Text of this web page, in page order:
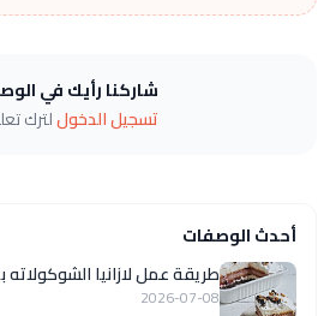
شاركنا رأيك في
تسجيل الدخوللترك
أحدث الوصفات
طريقة عمل لازانيا
2026-07-08